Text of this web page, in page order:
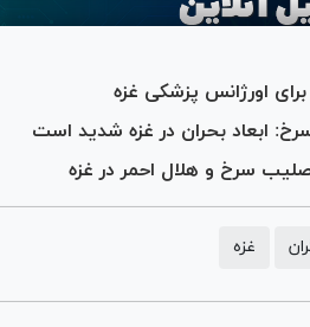
اورژانس پزشکی غزه
ابعاد بحران در غزه شدید است
سرخ و هلال احمر در غزه
غزه